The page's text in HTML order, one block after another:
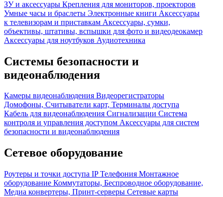
ЗУ и аксессуары Крепления для мониторов, проекторов
Умные часы и браслеты Электронные книги Аксессуары
к телевизорам и приставкам Аксессуары, сумки,
объективы, штативы, вспышки для фото и видеодеокамер
Аксессуары для ноутбуков Аудиотехника
Системы безопасности и
видеонаблюдения
Камеры видеонаблюдения Видеорегистраторы
Домофоны, Считыватели карт, Терминалы доступа
Кабель для видеонаблюдения Сигнализации Система
контроля и управления доступом Аксессуары для систем
безопасности и видеонаблюдения
Сетевое оборудование
Роутеры и точки доступа IP Телефония Монтажное
оборудование Коммутаторы, Беспроводное оборудование,
Медиа конвертеры, Принт-серверы Сетевые карты